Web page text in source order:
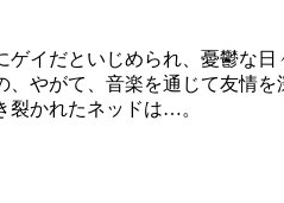
イだといじめられ、憂鬱な
やがて、音楽を通じて友情
裂かれたネッドは…。